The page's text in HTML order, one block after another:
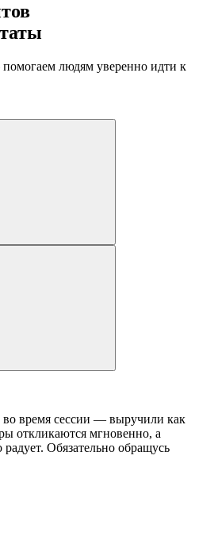
помогаем людям уверенно идти к
во время сессии — выручили как
откликаются мгновенно, а
Обязательно обращусь